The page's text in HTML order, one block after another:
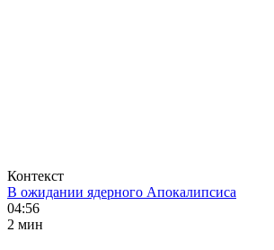
Контекст
В ожидании ядерного Апокалипсиса
04:56
2 мин